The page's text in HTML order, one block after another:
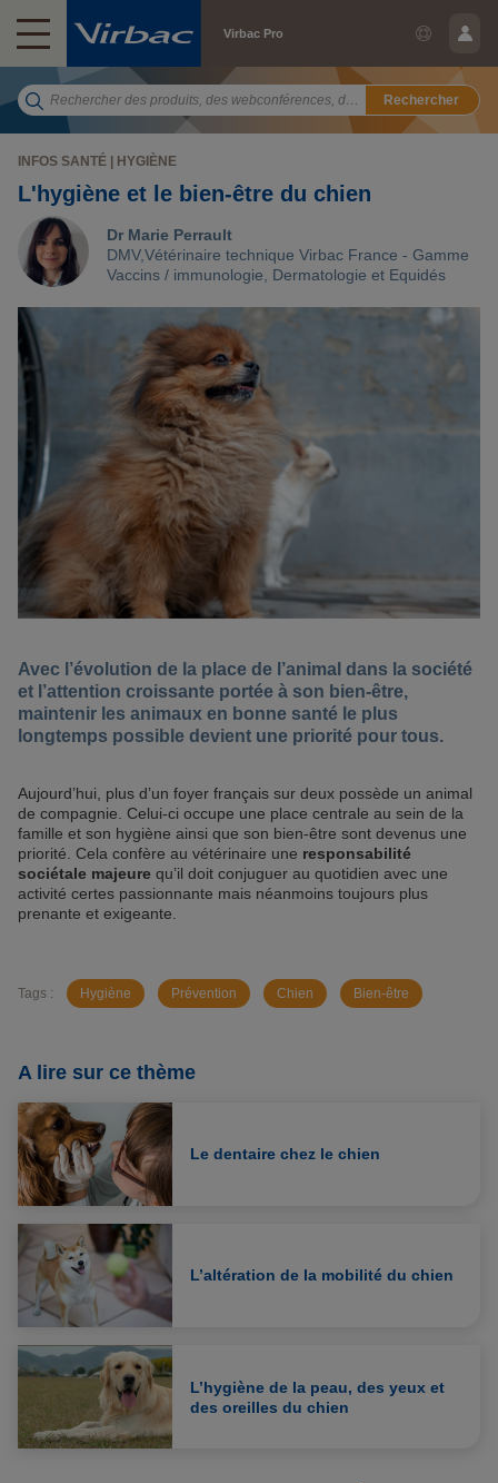
Virbac Pro
Rechercher
INFOS SANTÉ | HYGIÈNE
L'hygiène et le bien-être du chien
Dr Marie Perrault
DMV,Vétérinaire technique Virbac France - Gamme
Vaccins / immunologie, Dermatologie et Equidés
Avec l’évolution de la place de l’animal dans la société
et l’attention croissante portée à son bien-être,
maintenir les animaux en bonne santé le plus
longtemps possible devient une priorité pour tous.
Aujourd’hui, plus d’un foyer français sur deux possède un animal
de compagnie. Celui-ci occupe une place centrale au sein de la
famille et son hygiène ainsi que son bien-être sont devenus une
priorité. Cela confère au vétérinaire une responsabilité
sociétale majeure qu’il doit conjuguer au quotidien avec une
activité certes passionnante mais néanmoins toujours plus
prenante et exigeante.
Tags : Hygiène Prévention Chien Bien-être
A lire sur ce thème
Le dentaire chez le chien
L’altération de la mobilité du chien
L’hygiène de la peau, des yeux et
des oreilles du chien